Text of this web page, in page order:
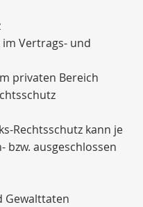
Vertrags- und
privaten Bereich
Rechtsschutz kann je
bzw. ausgeschlossen
Gewalttaten